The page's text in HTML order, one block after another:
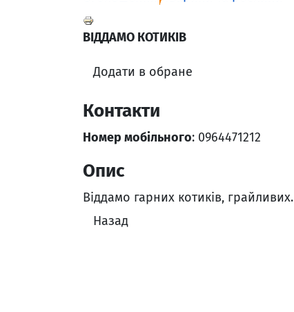
ВІДДАМО КОТИКІВ
Додати в обране
Контакти
Номер мобільного: 0964471212
Опис
Віддамо гарних котиків,
Назад